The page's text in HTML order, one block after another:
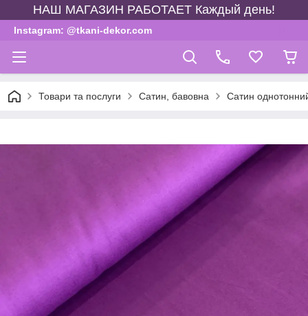
НАШ МАГАЗИН РАБОТАЕТ Каждый день!
Instagram: @tkani-dekor.com
Товари та послуги Сатин, бавовна Сатин